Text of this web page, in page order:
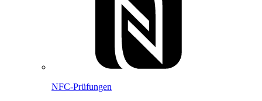
NFC-Prüfungen